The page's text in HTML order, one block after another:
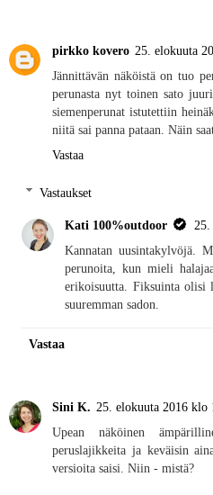
pirkko kovero 25. elokuuta
Jännittävän näköistä on tuo
perunasta nyt toinen sato
siemenperunat istutettiin
niitä sai panna pataan. Näin
Vastaa
Vastaukset
Kati 100%outdoor
Kannatan uusintakylvöjä.
perunoita, kun mieli
erikoisuutta. Fiksuinta olisi
suuremman sadon.
Vastaa
Sini K. 25. elokuuta 2016 klo
Upean näköinen
peruslajikkeita ja keväisin
versioita saisi. Niin - mistä?